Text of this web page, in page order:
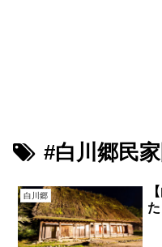
#白川郷民
白川郷
た